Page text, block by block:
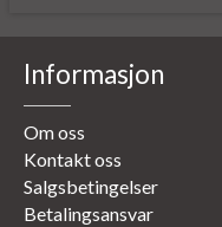
Informasjon
Om oss
Kontakt oss
Salgsbetingelser
Betalingsansvar